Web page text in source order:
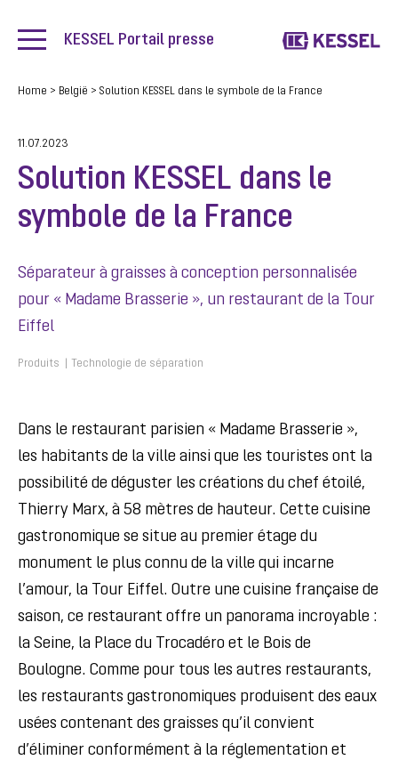
KESSEL Portail presse
Home > België > Solution KESSEL dans le symbole de la France
11.07.2023
Solution KESSEL dans le
symbole de la France
Séparateur à graisses à conception personnalisée
pour « Madame Brasserie », un restaurant de la Tour
Eiffel
Produits Technologie de séparation
Dans le restaurant parisien « Madame Brasserie »,
les habitants de la ville ainsi que les touristes ont la
possibilité de déguster les créations du chef étoilé,
Thierry Marx, à 58 mètres de hauteur. Cette cuisine
gastronomique se situe au premier étage du
monument le plus connu de la ville qui incarne
l’amour, la Tour Eiffel. Outre une cuisine française de
saison, ce restaurant offre un panorama incroyable :
la Seine, la Place du Trocadéro et le Bois de
Boulogne. Comme pour tous les autres restaurants,
les restaurants gastronomiques produisent des eaux
usées contenant des graisses qu’il convient
d’éliminer conformément à la réglementation et